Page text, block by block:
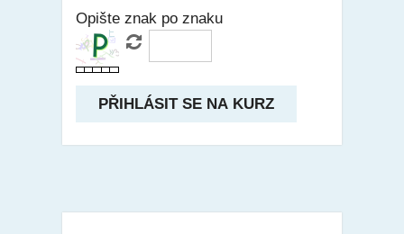
Opište znak po znaku